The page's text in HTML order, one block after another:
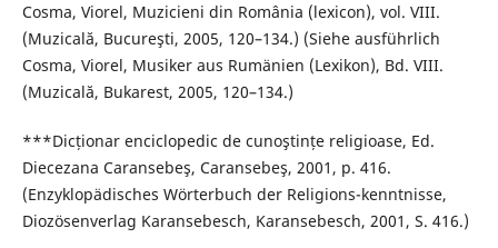
Cosma, Viorel, Muzicieni din România (lexicon), vol. VIII.
(Muzicală, Bucureşti, 2005, 120–134.) (Siehe ausführlich
Cosma, Viorel, Musiker aus Rumänien (Lexikon), Bd. VIII.
(Muzicală, Bukarest, 2005, 120–134.)
***Dicționar enciclopedic de cunoştințe religioase, Ed.
Diecezana Caransebeş, Caransebeş, 2001, p. 416.
(Enzyklopädisches Wörterbuch der Religions-kenntnisse,
Diozösenverlag Karansebesch, Karansebesch, 2001, S. 416.)